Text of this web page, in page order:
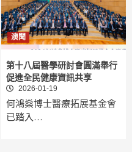
澳聞
第十八屆醫學研討會圓滿舉行
促進全民健康資訊共享
2026-01-19
何鴻燊博士醫療拓展基金會
已踏入…